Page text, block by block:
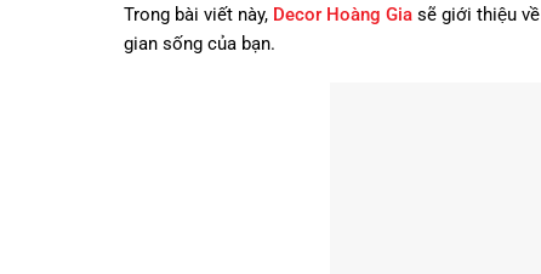
Trong bài viết này, Decor Hoàng Gia sẽ giới thiệu về
gian sống của bạn.